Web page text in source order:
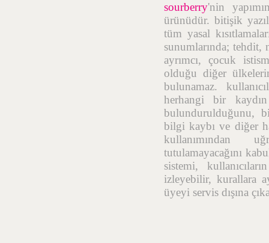
sourberry'nin
ürünüdür. bitişik
tüm yasal
sunumlarında; tehdit,
ayrımcı, çocuk
olduğu diğer ülkelerin
bulunamaz.
herhangi bir
bulundurulduğunu,
bilgi kaybı ve diğer
kullanımından
tutulamayacağını
sistemi,
izleyebilir, kurallara
üyeyi servis dışına